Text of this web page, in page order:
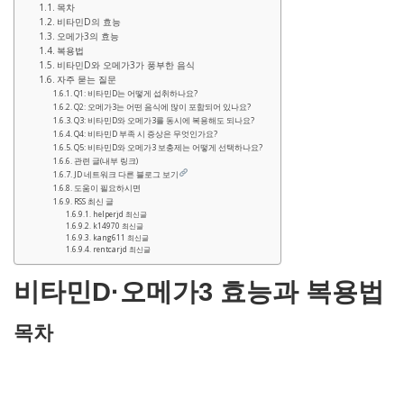
목차
비타민D의 효능
오메가3의 효능
복용법
비타민D와 오메가3가 풍부한 음식
자주 묻는 질문
Q1: 비타민D는 어떻게 섭취하나요?
Q2: 오메가3는 어떤 음식에 많이 포함되어 있나요?
Q3: 비타민D와 오메가3를 동시에 복용해도 되나요?
Q4: 비타민D 부족 시 증상은 무엇인가요?
Q5: 비타민D와 오메가3 보충제는 어떻게 선택하나요?
관련 글(내부 링크)
JD 네트워크 다른 블로그 보기
도움이 필요하시면
RSS 최신 글
helperjd 최신글
k14970 최신글
kang611 최신글
rentcarjd 최신글
비타민D·오메가3 효능과 복용법
목차